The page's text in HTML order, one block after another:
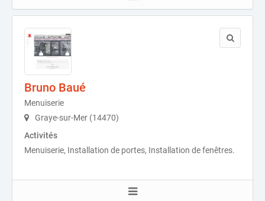
Bruno Baué
Menuiserie
Graye-sur-Mer (14470)
Activités
Menuiserie, Installation de portes, Installation de fenêtres.